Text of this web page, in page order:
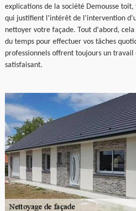
explications de la société Demousse toit,
qui justifient l'intérêt de l'intervention
nettoyer votre façade. Tout d'abord,
du temps pour effectuer vos tâches
professionnels offrent toujours un
satisfaisant.